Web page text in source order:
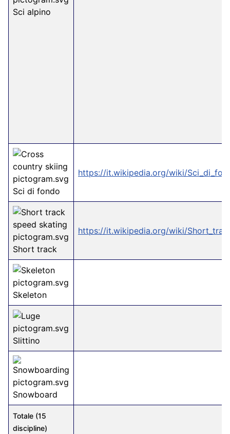
Sci alpino
Sci di fondo
https://it.wikipedia.org/wiki/
Short track
https://it.wikipedia.org/wiki/
Skeleton
Slittino
Snowboard
Totale (15
discipline)